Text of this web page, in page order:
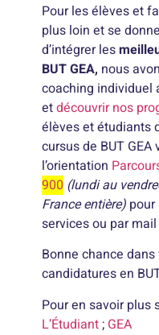
Pour les élèves et
plus loin et se
d’intégrer les
BUT GEA, nous
coaching individuel
etdécouvrir nos
élèves et étudiants
cursus de BUT GEA
l’orientation
900 (lundi au
France entière)
services ou par mail
Bonne chance
candidatures en
Pour en savoir plus
L’Étudiant ; GEA